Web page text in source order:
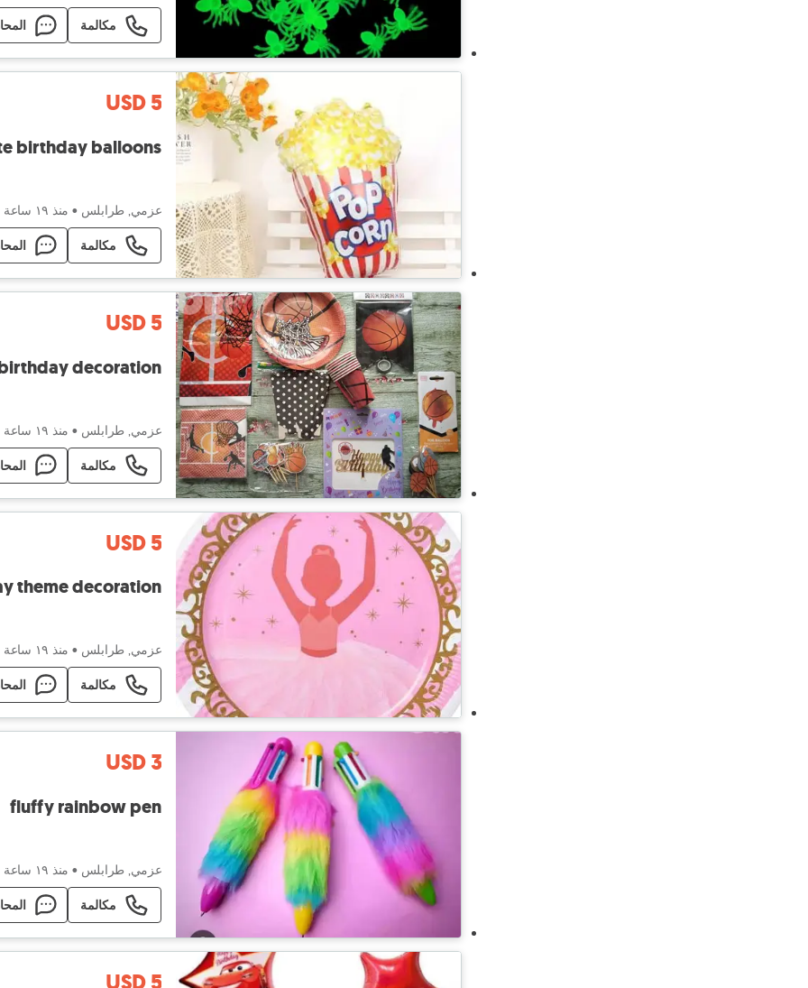
مكالمة
USD 5
birthday balloons
عزمي, طرابلس • منذ ١٩ ساعة
مكالمة
USD 5
decoration
عزمي, طرابلس • منذ ١٩ ساعة
مكالمة
USD 5
theme decoration!
عزمي, طرابلس • منذ ١٩ ساعة
مكالمة
USD 3
fluffy rainbow pen
عزمي, طرابلس • منذ ١٩ ساعة
مكالمة